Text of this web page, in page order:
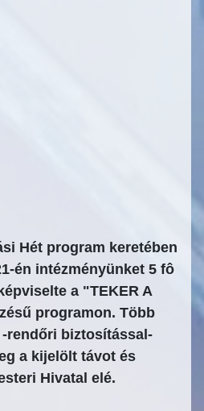
Hét program keretében
én intézményünket 5 fô
a "TEKER A
programon. Több
rendőri biztosítással-
a kijelölt távot és
Hivatal elé.